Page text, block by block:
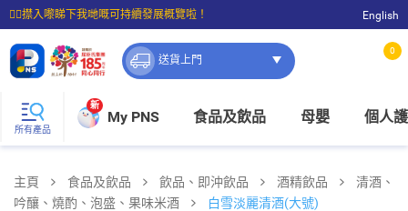
☝🏼㩒入嚟睇下我哋嘅可持續發展概覽啦！
⭐購物滿$399即享免費送貨；滿$100即可免費店取。
English
送貨上門
0
所有產品
新
My PNS 食品及飲品 母嬰 個人
主頁 食品及飲品 飲品、即沖飲品 酒精飲品
清酒、
吟釀、燒酌、泡盛、果味米酒
白雪淡麗清酒(大號)